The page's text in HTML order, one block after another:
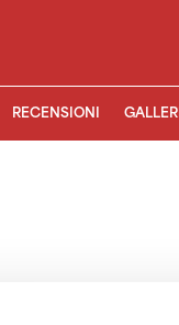
RECENSIONI